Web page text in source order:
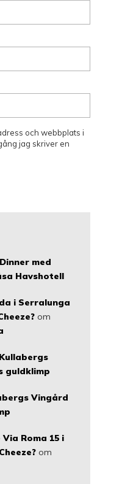
och webbplats i
jag skriver en
med
Havshotell
i Serralunga
om
guldklimp
Vingård
Roma 15 i
om